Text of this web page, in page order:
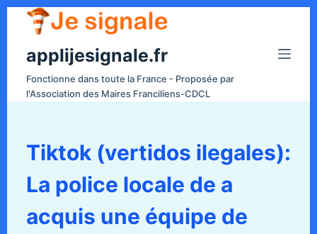
applijesignale.fr
Fonctionne dans toute la France - Proposée par
l'Association des Maires Franciliens-CDCL
Tiktok (vertidos ilegales):
La police locale de a
acquis une équipe de